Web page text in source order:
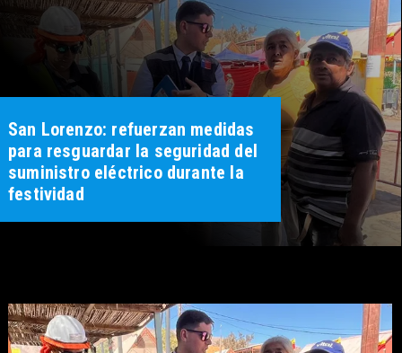
Destacan participación de
estudiantes de Derecho UST
Iquique en encuentro internacional